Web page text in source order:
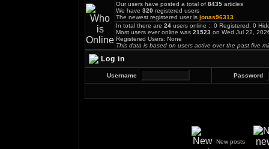
Our users have posted a total of 8435 articles
We have 320 registered users
The newest registered user is jonas96313
In total there are 24 users online :: 0 Registered, 0
Most users ever online was 21523 on Wed Jul 22,
Registered Users: None
This data is based on users active over the past five
Log in
Username Password
New posts